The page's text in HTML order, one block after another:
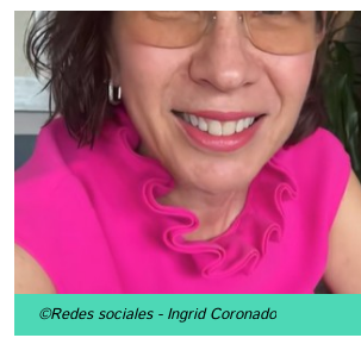
©Redes sociales - Ingrid Coronado